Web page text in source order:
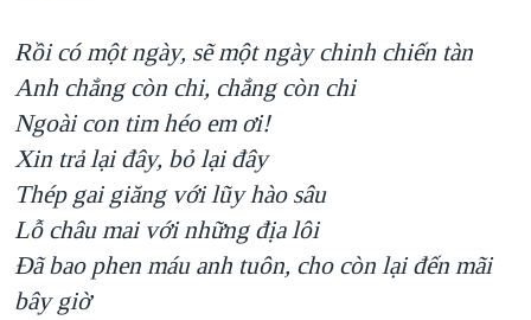
Rồi có một ngày, sẽ một ngày chinh chiến tàn
Anh chẳng còn chi, chẳng còn chi
Ngoài con tim héo em ơi!
Xin trả lại đây, bỏ lại đây
Thép gai giăng với lũy hào sâu
Lỗ châu mai với những địa lôi
Đã bao phen máu anh tuôn, cho còn lại đến mãi
bây giờ